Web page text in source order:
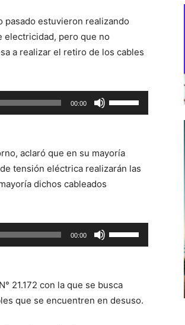
pasado estuvieron realizando
electricidad, pero que no
a realizar el retiro de los cables
00:00
las
flecha
arriba/abajo
o
disminuir
aclaró que en su mayoría
tensión eléctrica realizarán las
dichos cableados
00:00
las
flecha
arriba/abajo
21.172 con la que se busca
que se encuentren en desuso.